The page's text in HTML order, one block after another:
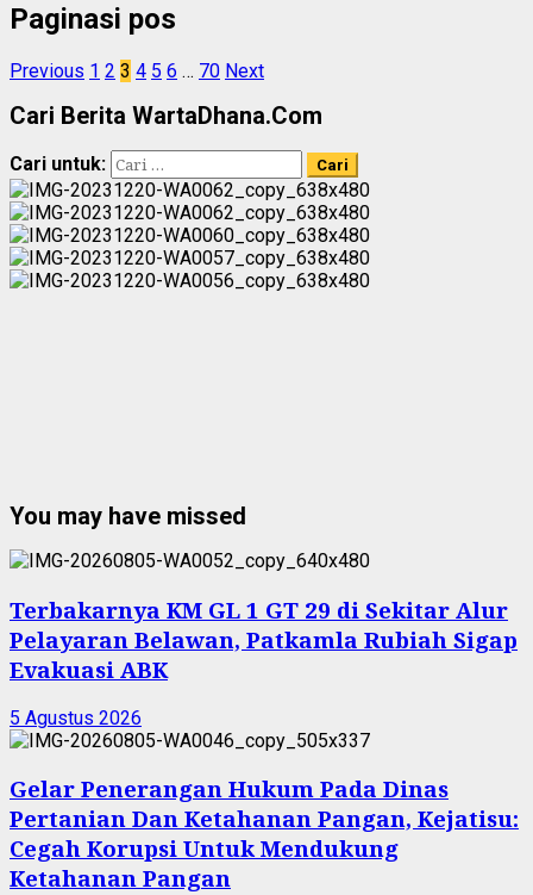
Paginasi pos
Previous 1 2 3 4 5 6 … 70 Next
Cari Berita WartaDhana.Com
Cari untuk:
You may have missed
Terbakarnya KM GL 1 GT 29 di Sekitar Alur
Pelayaran Belawan, Patkamla Rubiah Sigap
Evakuasi ABK
5 Agustus 2026
Gelar Penerangan Hukum Pada Dinas
Pertanian Dan Ketahanan Pangan, Kejatisu:
Cegah Korupsi Untuk Mendukung
Ketahanan Pangan